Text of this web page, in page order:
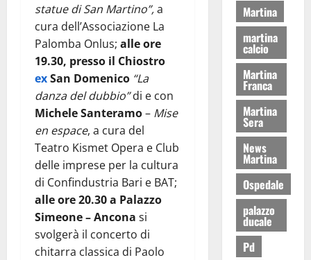
statue di San Martino”,a
cura dell’Associazione La
Palomba Onlus; alle ore
19.30, presso il Chiostro
exSan Domenico “La
danza del dubbio”di e con
Michele Santeramo– Mise
en espace, a cura del
Teatro Kismet Opera e Club
delle imprese per la cultura
di Confindustria Bari e BAT;
alle ore 20.30 a Palazzo
Simeone– Ancona si
svolgerà il concerto di
chitarra classica di Paolo
Martina
martina
calcio
Martina
Franca
Martina
Sera
News
Martina
Ospedale
palazzo
ducale
Pd